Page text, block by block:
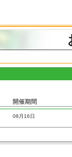
開催期間
08月16日